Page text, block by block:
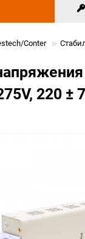
Conter
220 ±